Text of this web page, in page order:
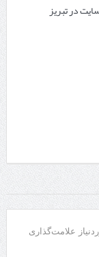
در تبریز
علامت‌گذاری